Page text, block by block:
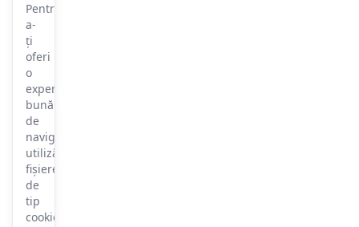
Pentru
a-
ți
oferi
o
experiență
bună
de
navigare,
utilizăm
fișiere
de
tip
cookie.